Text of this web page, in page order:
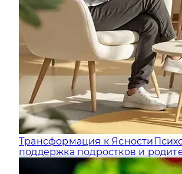
Трансформация к Ясности
поддержка подростков и